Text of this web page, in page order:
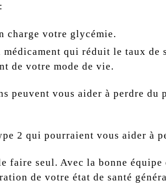
charge votre glycémie.
qui réduit le taux de
de votre mode de vie.
vous aider à perdre du
2 qui pourraient vous aider à
faire seul. Avec la bonne
de votre état de santé